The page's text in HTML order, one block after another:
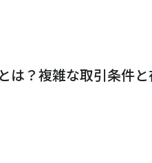
は？複雑な取引条件